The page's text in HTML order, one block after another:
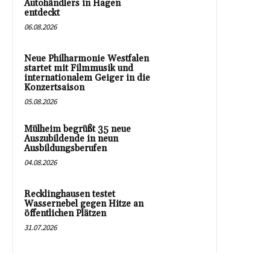
Autohändlers in Hagen
entdeckt
06.08.2026
Neue Philharmonie Westfalen
startet mit Filmmusik und
internationalem Geiger in die
Konzertsaison
05.08.2026
Mülheim begrüßt 35 neue
Auszubildende in neun
Ausbildungsberufen
04.08.2026
Recklinghausen testet
Wassernebel gegen Hitze an
öffentlichen Plätzen
31.07.2026